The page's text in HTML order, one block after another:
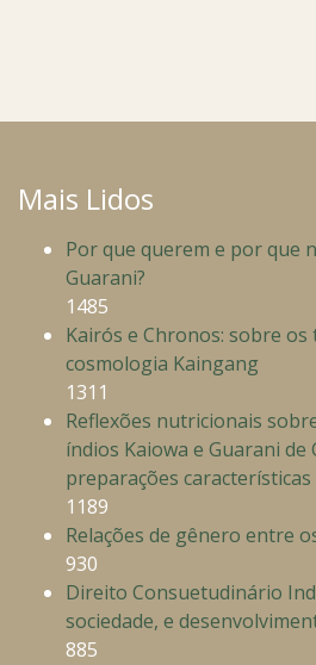
Mais Lidos
Por que querem e por que
Guarani?
1485
Kairós e Chronos: sobre os
cosmologia Kaingang
1311
Reflexões nutricionais
índios Kaiowa e Guarani de
preparações características
1189
Relações de gênero entre
930
Direito Consuetudinário
sociedade, e
885